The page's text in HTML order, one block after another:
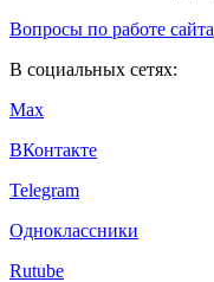
Вопросы по работе сайта
В социальных сетях:
Max
ВКонтакте
Telegram
Одноклассники
Rutube